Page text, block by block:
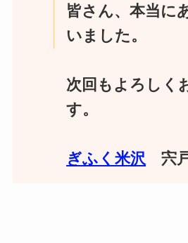
皆さん、本当に
いました。
次回もよろしく
す。
ぎふく米沢 宍